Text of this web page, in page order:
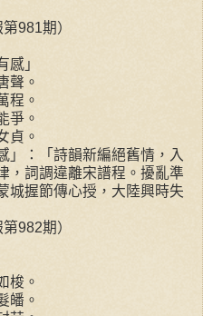
981期）
感」
聲。
程。
爭。
貞。
」：「詩韻新編絕舊情，入
，詞調違離宋譜程。擾亂準
城握節傳心授，大陸興時失
982期）
梭。
皤。